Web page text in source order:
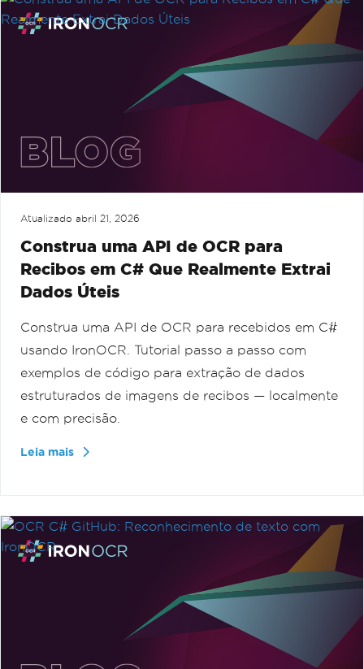
Atualizado abril 21, 2026
Construa uma API de OCR para
Recibos em C# Que Realmente Extrai
Dados Úteis
Construa uma API de OCR para recebidos em C#
usando IronOCR. Tutorial passo a passo com
exemplos de código para extração de dados
estruturados de imagens de recibos — localmente
e com precisão.
Leia mais